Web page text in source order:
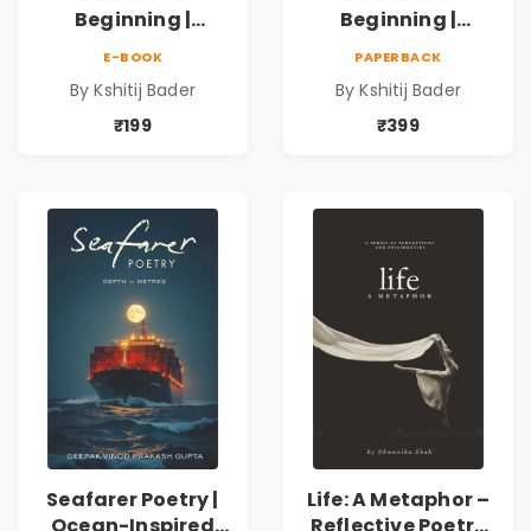
Beginning |
Philosophical
Poems by Kshitij
E-BOOK
By Kshitij Bader
₹199
Beginning |
Philosophical
Poems by Kshitij
PAPERBACK
By Kshitij Bader
₹399
Seafarer Poetry |
Life: A Metaphor –